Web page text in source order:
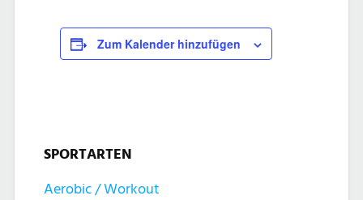
Zum Kalender hinzufügen
SPORTARTEN
Aerobic / Workout